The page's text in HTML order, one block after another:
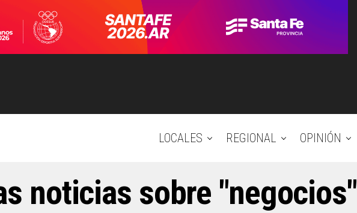
LOCALES REGIONAL OPINIÓN
noticias sobre "negocios"